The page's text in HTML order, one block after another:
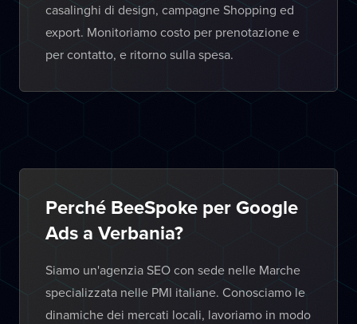
casalinghi di design, campagne Shopping ed
export. Monitoriamo costo per prenotazione e
per contatto, e ritorno sulla spesa.
Perché BeeSpoke per Google
Ads a Verbania?
Siamo un'agenzia SEO con sede nelle Marche
specializzata nelle PMI italiane. Conosciamo le
dinamiche dei mercati locali, lavoriamo in modo